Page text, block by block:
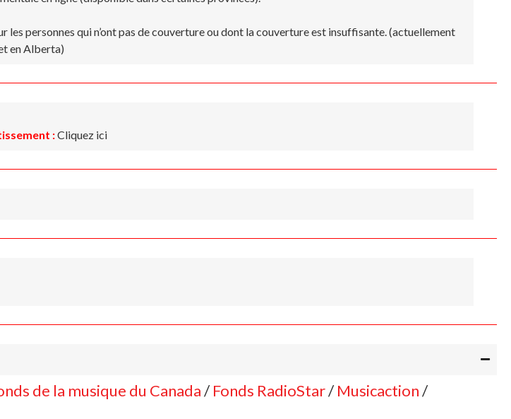
les personnes qui n’ont pas de couverture ou dont la couverture est insuffisante. (actuellement
en Alberta)
:Cliquez ici
de la musique du Canada/Fonds RadioStar/Musicaction/